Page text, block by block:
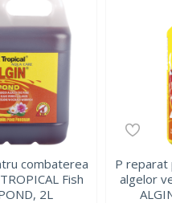
combaterea
Fish
2L
P reparat
algelor